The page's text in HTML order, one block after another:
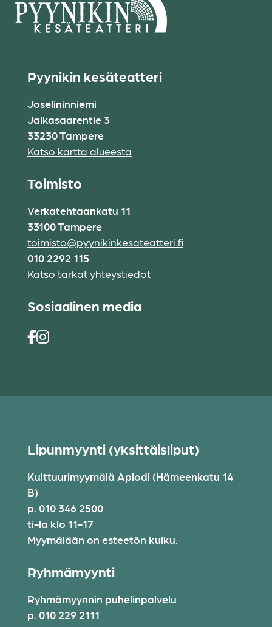
Pyynikin kesäteatteri
Joselininniemi
Jalkasaarentie 3
33230 Tampere
Katso kartta alueesta
Toimisto
Verkatehtaankatu 11
33100 Tampere
toimisto@pyynikinkesateatteri.fi
010 2292 115
Katso tarkat yhteystiedot
Sosiaalinen media
Lipunmyynti (yksittäisliput)
Kulttuurimyymälä Aplodi (Hämeenkatu 14
B)
p. 010 346 2500
ti-la klo 11-17
Myymälään on esteetön kulku.
Ryhmämyynti
Ryhmämyynnin puhelinpalvelu
p. 010 229 2111